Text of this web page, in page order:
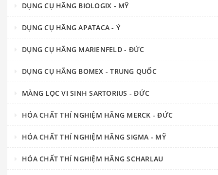
DỤNG CỤ HÃNG BIOLOGIX - MỸ
DỤNG CỤ HÃNG APATACA - Ý
DỤNG CỤ HÃNG MARIENFELD - ĐỨC
DỤNG CỤ HÃNG BOMEX - TRUNG QUỐC
MÀNG LỌC VI SINH SARTORIUS - ĐỨC
HÓA CHẤT THÍ NGHIỆM HÃNG MERCK - ĐỨC
HÓA CHẤT THÍ NGHIỆM HÃNG SIGMA - MỸ
HÓA CHẤT THÍ NGHIỆM HÃNG SCHARLAU